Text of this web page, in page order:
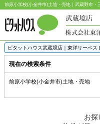
ピタットハウス武蔵境店｜東洋リーベス
現在の検索条件
前原小学校(小金井市)土地・売地
お探